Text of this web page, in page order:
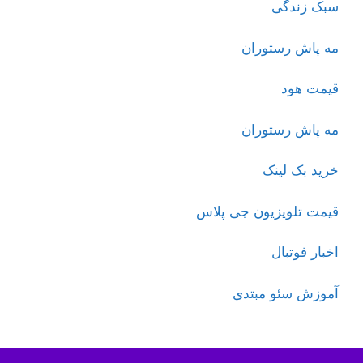
سبک زندگی
مه پاش رستوران
قیمت هود
مه پاش رستوران
خرید بک لینک
قیمت تلویزیون جی پلاس
اخبار فوتبال
آموزش سئو مبتدی